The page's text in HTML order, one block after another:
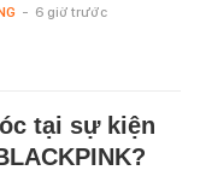
- 6 giờ trước
tại sự kiện